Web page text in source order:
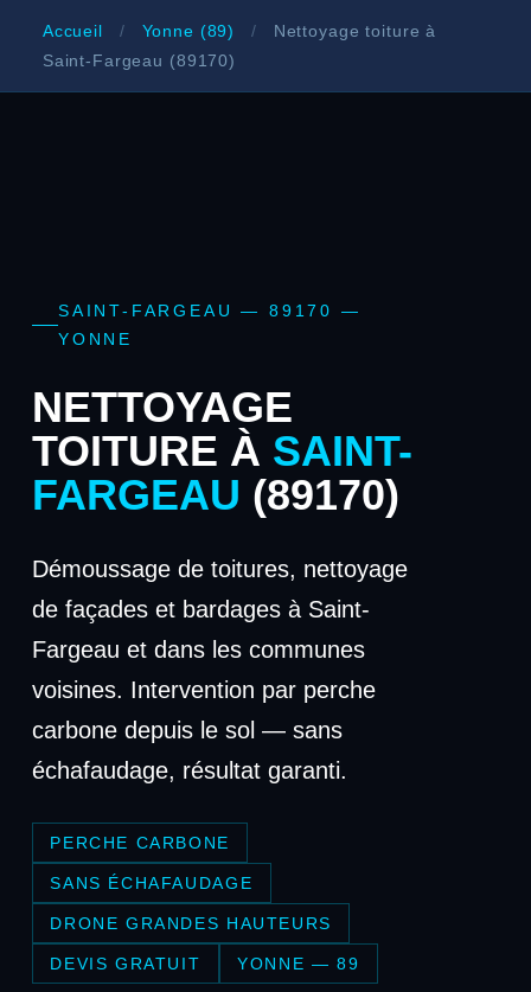
Accueil / Yonne (89) /
Nettoyage toiture à
Saint-Fargeau (89170)
SAINT-FARGEAU — 89170 —
YONNE
NETTOYAGE
TOITURE À SAINT-
FARGEAU (89170)
Démoussage de toitures, nettoyage
de façades et bardages à Saint-
Fargeau et dans les communes
voisines. Intervention par perche
carbone depuis le sol — sans
échafaudage, résultat garanti.
PERCHE CARBONE
SANS ÉCHAFAUDAGE
DRONE GRANDES HAUTEURS
DEVIS GRATUIT YONNE — 89